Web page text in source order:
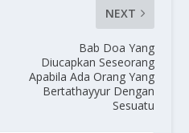
NEXT
Bab Doa Yang
Diucapkan Seseorang
Apabila Ada Orang Yang
Bertathayyur Dengan
Sesuatu